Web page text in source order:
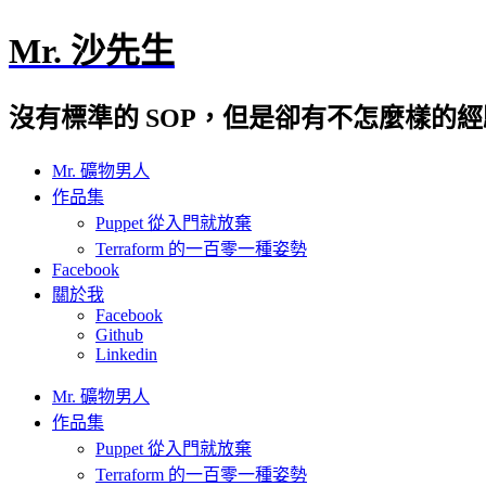
Mr. 沙先生
沒有標準的 SOP，但是卻有不怎麼樣的
Mr. 礦物男人
作品集
Puppet 從入門就放棄
Terraform 的一百零一種姿勢
Facebook
關於我
Facebook
Github
Linkedin
Mr. 礦物男人
作品集
Puppet 從入門就放棄
Terraform 的一百零一種姿勢